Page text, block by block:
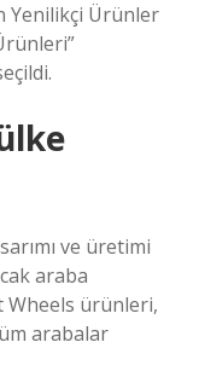
Yenilikçi Ürünler
ve üretimi
araba
ürünleri,
arabalar